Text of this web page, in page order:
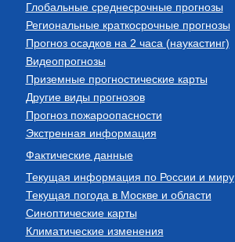
Глобальные среднесрочные прогнозы
Региональные краткосрочные прогнозы
Прогноз осадков на 2 часа (наукастинг)
Видеопрогнозы
Приземные прогностические карты
Другие виды прогнозов
Прогноз пожароопасности
Экстренная информация
Фактические данные
Текущая информация по России и миру
Текущая погода в Москве и области
Синоптические карты
Климатические изменения